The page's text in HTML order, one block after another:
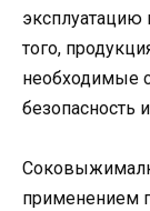
эксплуатацию
того,
необходимые
безопасность
применением